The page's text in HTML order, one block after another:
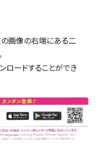
の画像の右端にある二
ードすることができ